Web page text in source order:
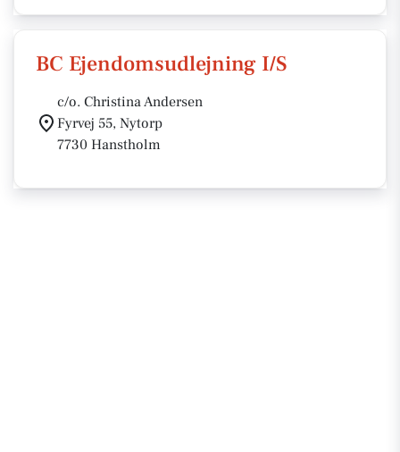
BC Ejendomsudlejning I/S
c/o. Christina Andersen
Fyrvej 55, Nytorp
7730 Hanstholm